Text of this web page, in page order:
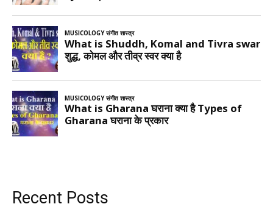
Recent Posts